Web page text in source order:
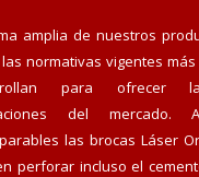
amplia de nuestros
normativas vigentes
para ofrecer
del mercado.
las brocas Láser
perforar incluso el